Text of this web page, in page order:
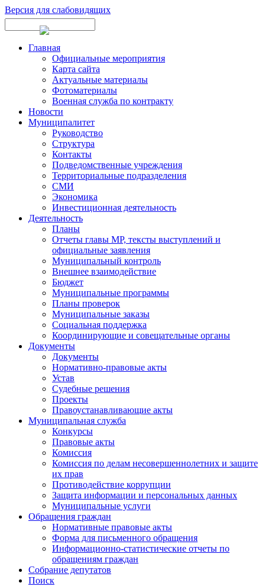
Версия для слабовидящих
Главная
Официальные мероприятия
Карта сайта
Актуальные материалы
Фотоматериалы
Военная служба по контракту
Новости
Муниципалитет
Руководство
Структура
Контакты
Подведомственные учреждения
Территориальные подразделения
СМИ
Экономика
Инвестиционная деятельность
Деятельность
Планы
Отчеты главы МР, тексты выступлений и
официальные заявления
Муниципальный контроль
Внешнее взаимодействие
Бюджет
Муниципальные программы
Планы проверок
Муниципальные заказы
Социальная поддержка
Координирующие и совещательные органы
Документы
Документы
Нормативно-правовые акты
Устав
Судебные решения
Проекты
Правоустанавливающие акты
Муниципальная служба
Конкурсы
Правовые акты
Комиссия
Комиссия по делам несовершеннолетних и защите
их прав
Противодействие коррупции
Защита информации и персональных данных
Муниципальные услуги
Обращения граждан
Нормативные правовые акты
Форма для письменного обращения
Информационно-статистические отчеты по
обращениям граждан
Собрание депутатов
Поиск